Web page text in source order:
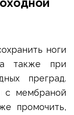
ноги
также при
преград.
с мембраной
промочить,